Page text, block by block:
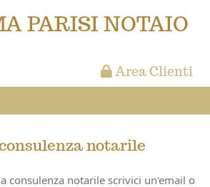
PARISI NOTAIO
Area Clienti
notarile
consulenza notarile scrivici un'email o